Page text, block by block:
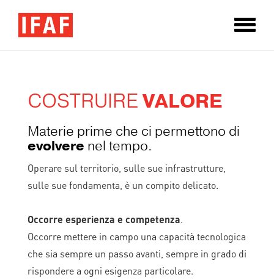
Toggle
COSTRUIREVALORE
Materie prime che ci permettono di
evolvere nel tempo.
Operare sul territorio, sulle sue infrastrutture,
sulle sue fondamenta, è un compito delicato.
Occorre esperienza e competenza.
Occorre mettere in campo una capacità tecnologica
che sia sempre un passo avanti, sempre in grado di
rispondere a ogni esigenza particolare.